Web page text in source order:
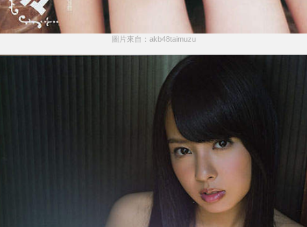
圖片來自：akb48taimuzu